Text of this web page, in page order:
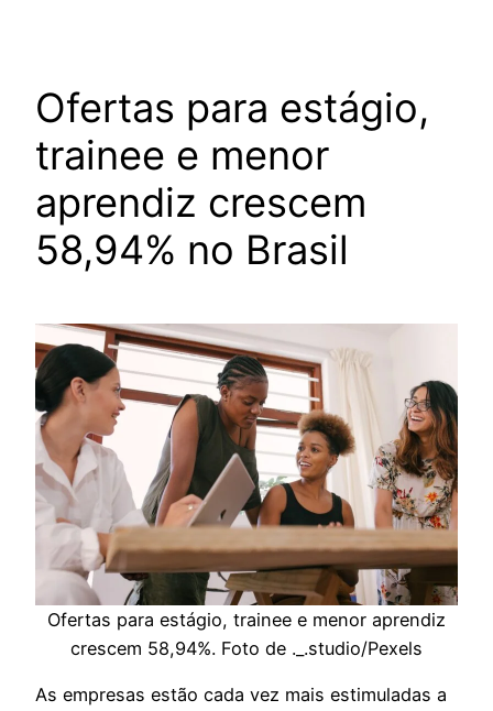
Ofertas para estágio,
trainee e menor
aprendiz crescem
58,94% no Brasil
Ofertas para estágio, trainee e menor aprendiz
crescem 58,94%. Foto de ._.studio/Pexels
As empresas estão cada vez mais estimuladas a